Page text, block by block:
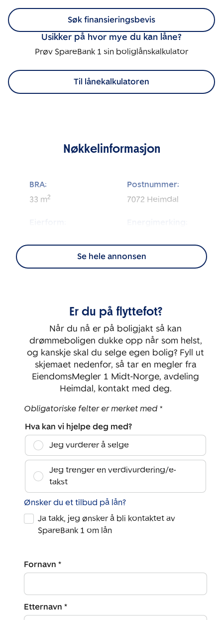
Søk finansieringsbevis
Usikker på hvor mye du kan låne?
Prøv SpareBank 1 sin boliglånskalkulator
Til lånekalkulatoren
Nøkkelinformasjon
BRA:
33 m2
Postnummer:
7072 Heimdal
Byggeår:
Se hele annonsen
Er du på flyttefot?
Når du nå er på boligjakt så kan
drømmeboligen dukke opp når som helst,
og kanskje skal du selge egen bolig? Fyll ut
skjemaet nedenfor, så tar en megler fra
EiendomsMegler 1 Midt-Norge, avdeling
Heimdal, kontakt med deg.
Obligatoriske felter er merket med *
Hva kan vi hjelpe deg med?
Jeg vurderer å selge
Jeg trenger en verdivurdering/e-
takst
Ønsker du et tilbud på lån?
Ja takk, jeg ønsker å bli kontaktet av
SpareBank 1 om lån
Fornavn *
Etternavn *